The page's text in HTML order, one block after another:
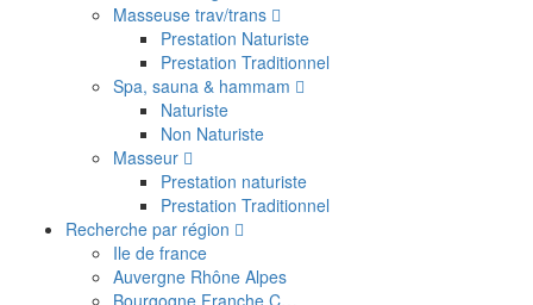
Masseuse trav/trans
Prestation Naturiste
Prestation Traditionnel
Spa, sauna & hammam
Naturiste
Non Naturiste
Masseur
Prestation naturiste
Prestation Traditionnel
Recherche par région
Ile de france
Auvergne Rhône Alpes
Bourgogne Franche C…